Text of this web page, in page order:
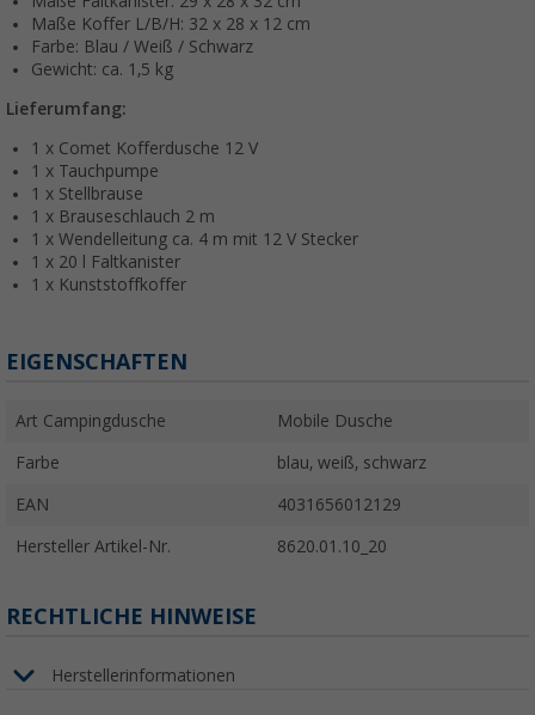
Maße Koffer L/B/H: 32 x 28 x 12 cm
Farbe: Blau / Weiß / Schwarz
Gewicht: ca. 1,5 kg
Lieferumfang:
1 x Comet Kofferdusche 12 V
1 x Tauchpumpe
1 x Stellbrause
1 x Brauseschlauch 2 m
1 x Wendelleitung ca. 4 m mit 12 V Stecker
1 x 20 l Faltkanister
1 x Kunststoffkoffer
EIGENSCHAFTEN
Art Campingdusche Mobile Dusche
Farbe blau, weiß, schwarz
EAN 4031656012129
Hersteller Artikel-Nr. 8620.01.10_20
RECHTLICHE HINWEISE
Herstellerinformationen